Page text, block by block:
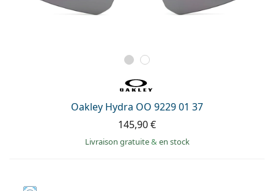
Oakley Hydra OO 9229 01 37
145,90 €
Livraison gratuite& en stock